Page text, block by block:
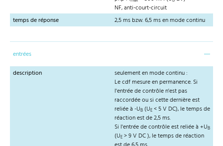
NF, anti-court-circuit
temps de réponse
2,5 ms bzw. 6,5 ms en mode continu
entrées
description
seulement en mode continu :
Le cdf mesure en permanence. Si
l'entrée de contrôle n'est pas
raccordée ou si cette dernière est
reliée à -UB (UE < 5 V DC), le temps de
réaction est de 2,5 ms.
Si l'entrée de contrôle est reliée à +UB
(UE > 9 V DC ), le temps de réaction